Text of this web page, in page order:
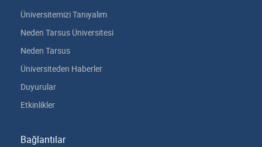
Üniversitemizi Tanıyalım
Neden Tarsus Üniversitesi
Neden Tarsus
Üniversiteden Haberler
Duyurular
Etkinlikler
Bağlantılar